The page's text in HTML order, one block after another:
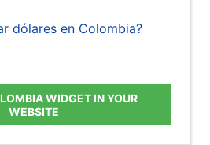
dólares en Colombia?
WIDGET IN YOUR
WEBSITE